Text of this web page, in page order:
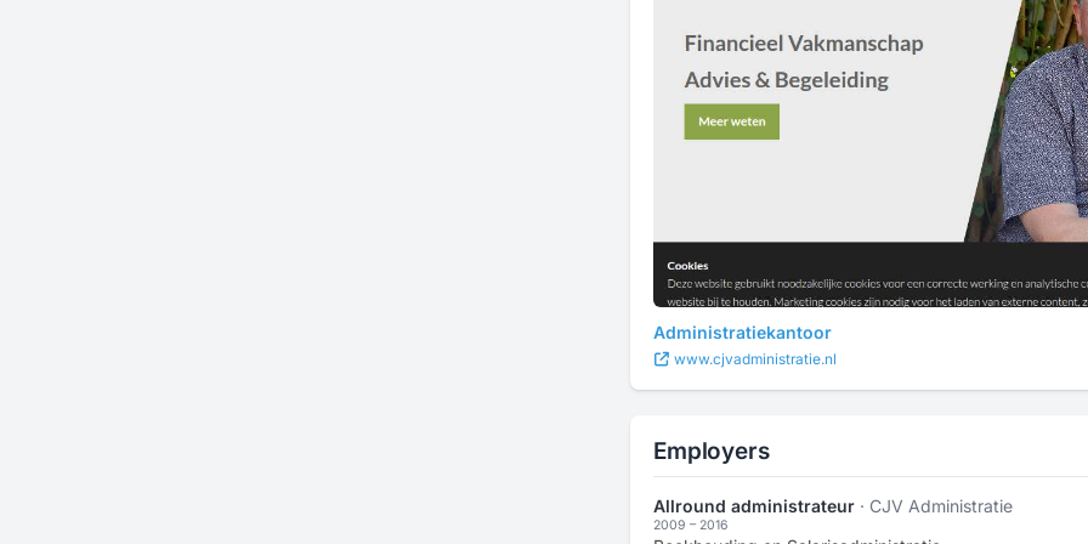
Administratiekantoor
www.cjvadministratie.nl
Employers
Allround administrateur · CJV Administratie
2009 – 2016